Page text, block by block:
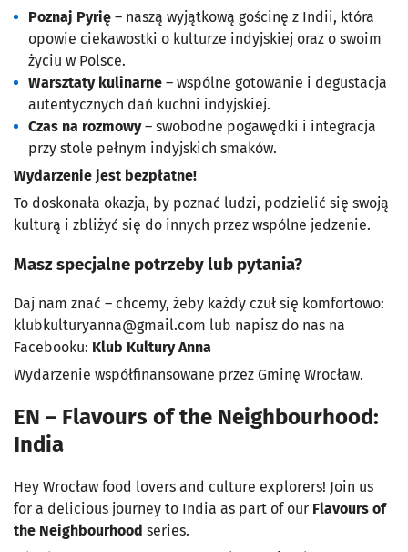
Poznaj Pyrię – naszą wyjątkową gościnę z Indii, która
opowie ciekawostki o kulturze indyjskiej oraz o swoim
życiu w Polsce.
Warsztaty kulinarne – wspólne gotowanie i degustacja
autentycznych dań kuchni indyjskiej.
Czas na rozmowy– swobodne pogawędki i integracja
przy stole pełnym indyjskich smaków.
Wydarzenie jest bezpłatne!
To doskonała okazja, by poznać ludzi, podzielić się swoją
kulturą i zbliżyć się do innych przez wspólne jedzenie.
Masz specjalne potrzeby lub pytania?
Daj nam znać – chcemy, żeby każdy czuł się komfortowo:
klubkulturyanna@gmail.com lub napisz do nas na
Facebooku: Klub Kultury Anna
Wydarzenie współfinansowane przez Gminę Wrocław.
EN – Flavours of the Neighbourhood:
India
Hey Wrocław food lovers and culture explorers! Join us
for a delicious journey to India as part of our Flavours of
the Neighbourhood series.